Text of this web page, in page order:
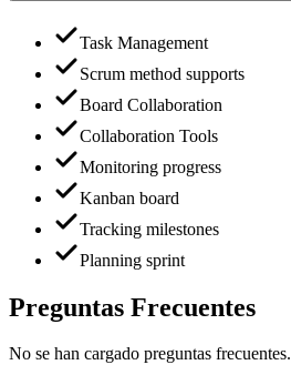
Task Management
Scrum method supports
Board Collaboration
Collaboration Tools
Monitoring progress
Kanban board
Tracking milestones
Planning sprint
Preguntas Frecuentes
No se han cargado preguntas frecuentes.